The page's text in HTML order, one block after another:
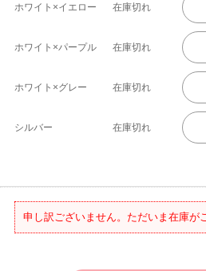
ホワイト×イエロー 在庫切れ
ホワイト×パープル 在庫切れ
ホワイト×グレー 在庫切れ
シルバー 在庫切れ
申し訳ございません。ただいま在庫が